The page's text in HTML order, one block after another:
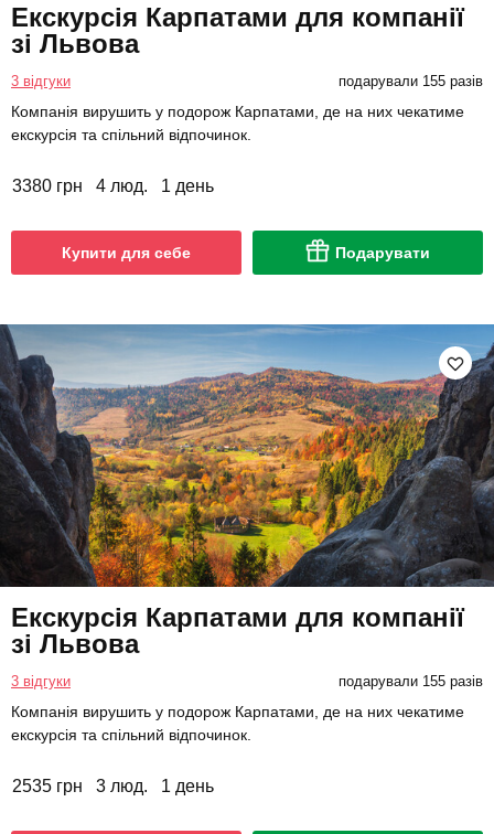
Екскурсія Карпатами для компанії
зі Львова
3 відгуки подарували 155 разів
Компанія вирушить у подорож Карпатами, де на них чекатиме
екскурсія та спільний відпочинок.
3380 грн 4 люд. 1 день
Купити для себе Подарувати
Екскурсія Карпатами для компанії
зі Львова
3 відгуки подарували 155 разів
Компанія вирушить у подорож Карпатами, де на них чекатиме
екскурсія та спільний відпочинок.
2535 грн 3 люд. 1 день